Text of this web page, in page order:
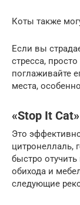
Коты также
Если вы
стресса,
поглаживайте
места,
«Stop It
Это
цитронеллаль,
быстро
обихода и
следующие